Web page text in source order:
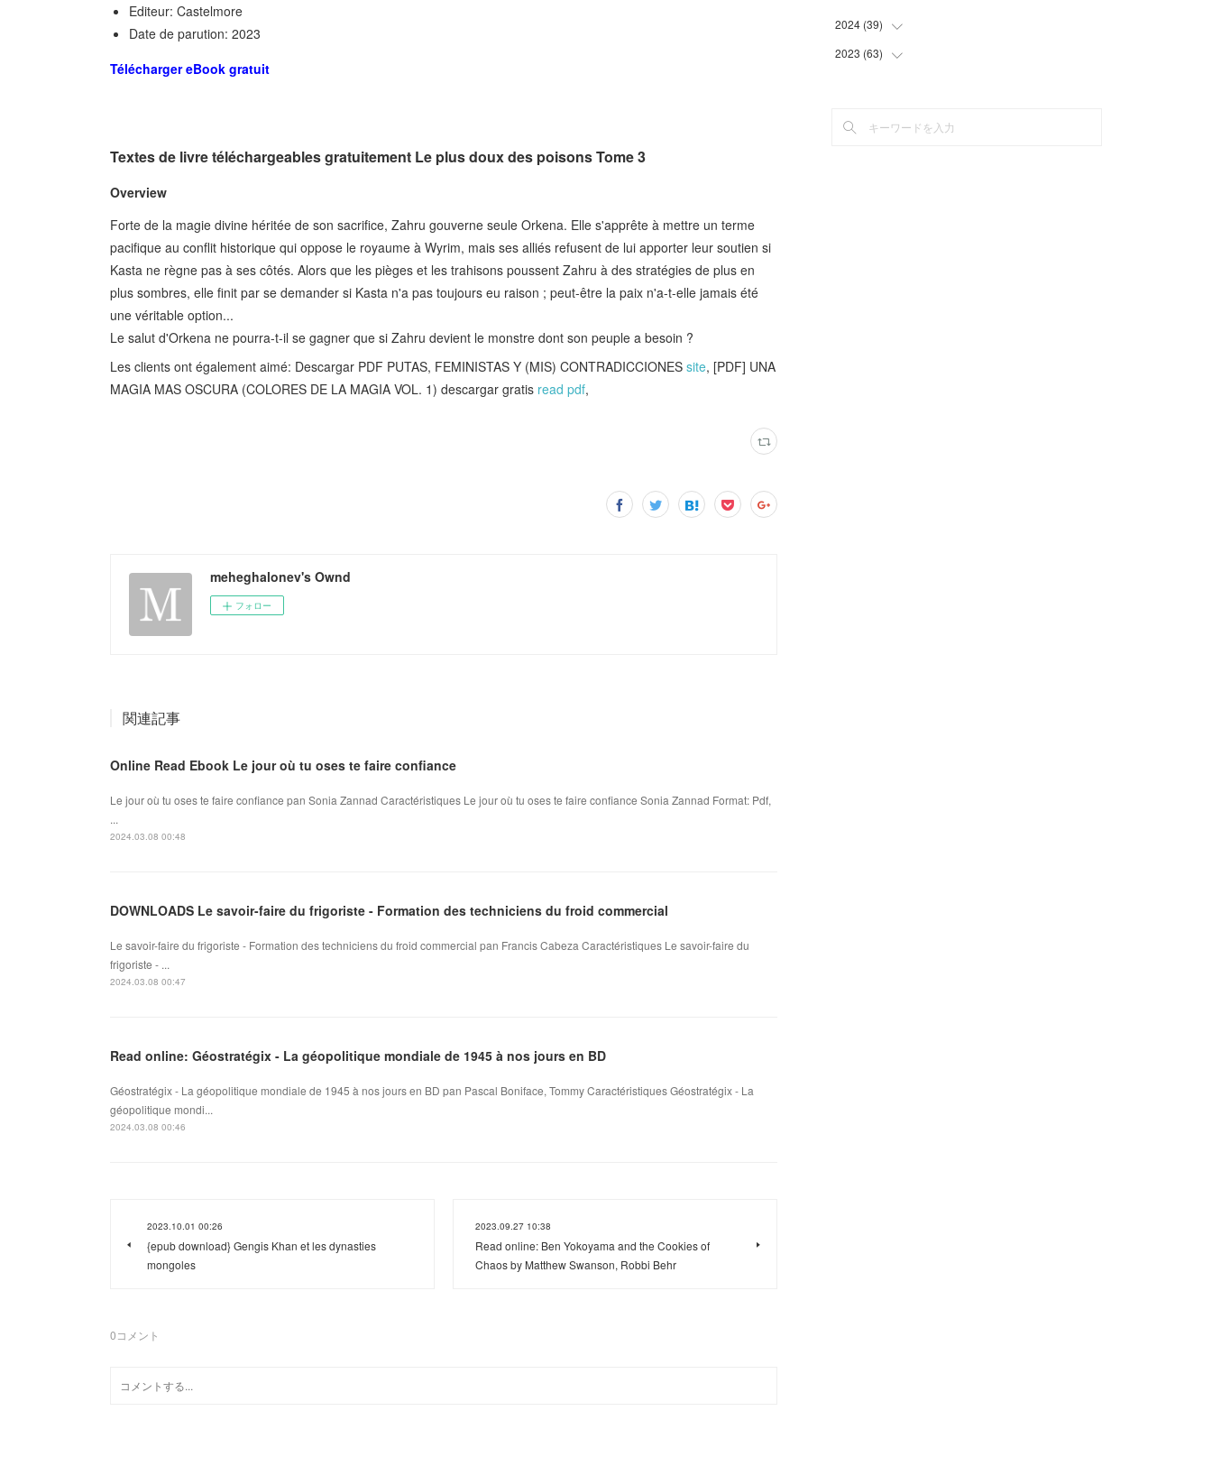
Editeur: Castelmore
Date de parution: 2023
Télécharger eBook gratuit
Textes de livre téléchargeables gratuitement Le plus doux des poisons Tome 3
Overview
Forte de la magie divine héritée de son sacrifice, Zahru gouverne seule Orkena. Elle s'apprête à mettre un terme
pacifique au conflit historique qui oppose le royaume à Wyrim, mais ses alliés refusent de lui apporter leur soutien si
Kasta ne règne pas à ses côtés. Alors que les pièges et les trahisons poussent Zahru à des stratégies de plus en
plus sombres, elle finit par se demander si Kasta n'a pas toujours eu raison ; peut-être la paix n'a-t-elle jamais été
une véritable option...
Le salut d'Orkena ne pourra-t-il se gagner que si Zahru devient le monstre dont son peuple a besoin ?
Les clients ont également aimé: Descargar PDF PUTAS, FEMINISTAS Y (MIS) CONTRADICCIONES site, [PDF] UNA
MAGIA MAS OSCURA (COLORES DE LA MAGIA VOL. 1) descargar gratis read pdf,
meheghalonev's Ownd
フォロー
関連記事
Online Read Ebook Le jour où tu oses te faire confiance
Le jour où tu oses te faire confiance pan Sonia Zannad Caractéristiques Le jour où tu oses te faire confiance Sonia Zannad Format: Pdf,
...
2024.03.08 00:48
DOWNLOADS Le savoir-faire du frigoriste - Formation des techniciens du froid commercial
Le savoir-faire du frigoriste - Formation des techniciens du froid commercial pan Francis Cabeza Caractéristiques Le savoir-faire du
frigoriste - ...
2024.03.08 00:47
Read online: Géostratégix - La géopolitique mondiale de 1945 à nos jours en BD
Géostratégix - La géopolitique mondiale de 1945 à nos jours en BD pan Pascal Boniface, Tommy Caractéristiques Géostratégix - La
géopolitique mondi...
2024.03.08 00:46
2023.10.01 00:26
{epub download} Gengis Khan et les dynasties
mongoles
2023.09.27 10:38
Read online: Ben Yokoyama and the Cookies of
Chaos by Matthew Swanson, Robbi Behr
0コメント
2024 (39)
(24
)
2023 (63)
(